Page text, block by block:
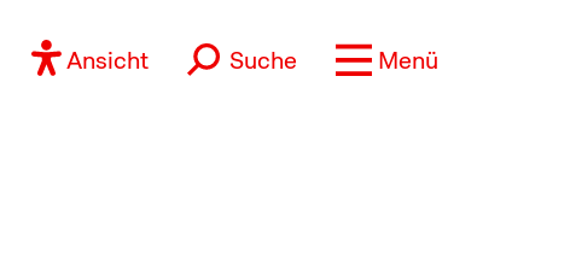
Ansicht Suche Menü